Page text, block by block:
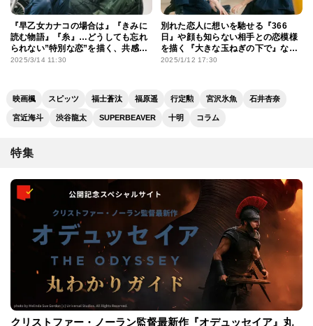
『早乙女カナコの場合は』『きみに
読む物語』『糸』…どうしても忘れ
られない”特別な恋”を描く、共感必
至のラブストーリー
2025/3/14 11:30
別れた恋人に想いを馳せる『366
日』や顔も知らない相手との恋模様
を描く『大きな玉ねぎの下で』な
ど、名曲から生まれたラブストー
2025/1/12 17:30
映画楓 スピッツ 福士蒼汰 福原遥 行定勲 宮沢氷魚 石井杏奈
宮近海斗 渋谷龍太 SUPERBEAVER 十明 コラム
特集
クリストファー・ノーラン監督最新作『オデュッセイア』丸